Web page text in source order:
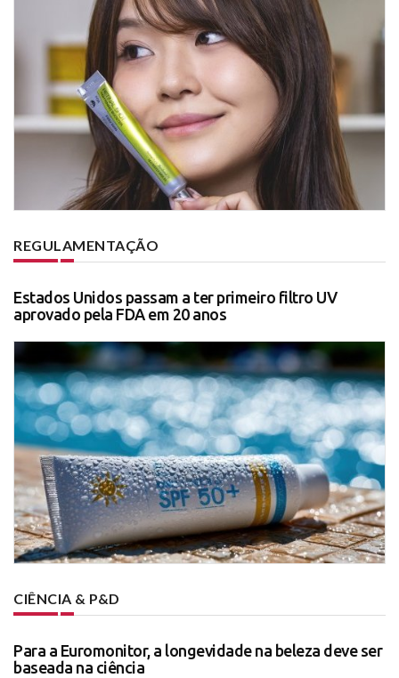
REGULAMENTAÇÃO
Estados Unidos passam a ter primeiro filtro UV
aprovado pela FDA em 20 anos
CIÊNCIA & P&D
Para a Euromonitor, a longevidade na beleza deve ser
baseada na ciência